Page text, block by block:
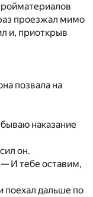
проезжал мимо
и, приоткрыв
позвала на
наказание
он.
И тебе оставим,
поехал дальше по